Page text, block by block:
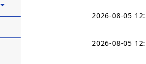
2026-08-05
2026-08-05